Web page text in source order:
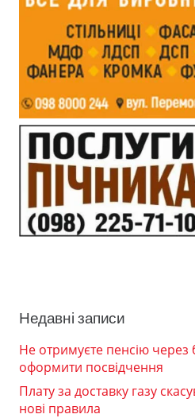
Недавні записи
Не отримуєте пенсію через
оформити посвідчення
Плату за доставку газу
нові правила